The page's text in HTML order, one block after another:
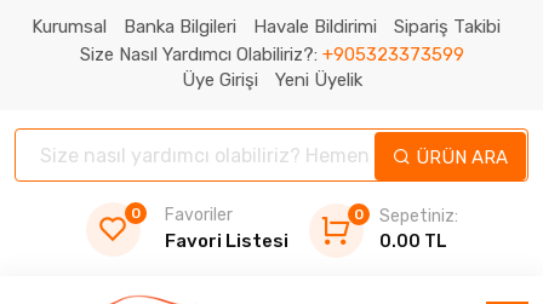
Kurumsal Banka Bilgileri Havale Bildirimi
Sipariş Takibi
Size Nasıl Yardımcı Olabiliriz?: +905323373599
Üye Girişi
Yeni Üyelik
ÜRÜN ARA
0 Favoriler
Favori Listesi
0
Sepetiniz:
0.00 TL